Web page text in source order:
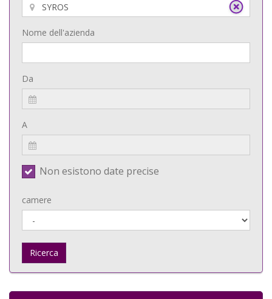
Nome dell'azienda
Da
A
Non esistono date precise
camere
Ricerca